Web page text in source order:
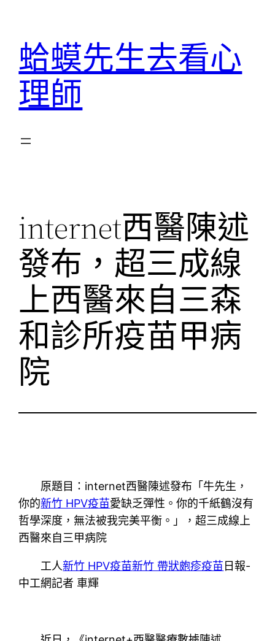
蛤蟆先生去看心
理師
internet西醫陳述
發布，超三成線
上西醫來自三森
和診所疫苗甲病
院
原題目：internet西醫陳述發布「牛先生，
你的新竹 HPV疫苗愛缺乏彈性。你的千紙鶴沒有
哲學深度，無法被我完美平衡。」，超三成線上
西醫來自三甲病院
工人新竹 HPV疫苗新竹 帶狀皰疹疫苗日報-
中工網記者 車輝